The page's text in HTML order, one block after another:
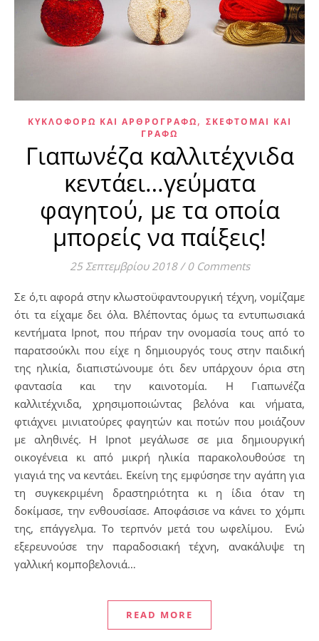
ΚΥΚΛΟΦΟΡΏ ΚΑΙ ΑΡΘΡΟΓΡΑΦΏ, ΣΚΈΦΤΟΜΑΙ ΚΑΙ
ΓΡΆΦΩ
Γιαπωνέζα καλλιτέχνιδα
κεντάει…γεύματα
φαγητού, με τα οποία
μπορείς να παίξεις!
25 Σεπτεμβρίου 2018 / 0 Comments
Σε ό,τι αφορά στην κλωστοϋφαντουργική τέχνη, νομίζαμε
ότι τα είχαμε δει όλα. Βλέποντας όμως τα εντυπωσιακά
κεντήματα Ipnot, που πήραν την ονομασία τους από το
παρατσούκλι που είχε η δημιουργός τους στην παιδική
της ηλικία, διαπιστώνουμε ότι δεν υπάρχουν όρια στη
φαντασία και την καινοτομία. Η Γιαπωνέζα
καλλιτέχνιδα, χρησιμοποιώντας βελόνα και νήματα,
φτιάχνει μινιατούρες φαγητών και ποτών που μοιάζουν
με αληθινές. Η Ipnot μεγάλωσε σε μια δημιουργική
οικογένεια κι από μικρή ηλικία παρακολουθούσε τη
γιαγιά της να κεντάει. Εκείνη της εμφύσησε την αγάπη για
τη συγκεκριμένη δραστηριότητα κι η ίδια όταν τη
δοκίμασε, την ενθουσίασε. Αποφάσισε να κάνει το χόμπι
της, επάγγελμα. Το τερπνόν μετά του ωφελίμου. Ενώ
εξερευνούσε την παραδοσιακή τέχνη, ανακάλυψε τη
γαλλική κομποβελονιά…
READ MORE